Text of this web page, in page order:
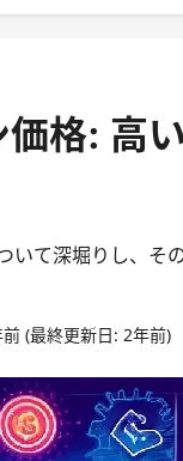
格: 高
いて深堀りし、そ
(最終更新日: 2年前)